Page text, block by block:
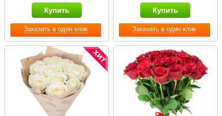
Заказать в один клик
Купить
Заказать в один клик
Купить